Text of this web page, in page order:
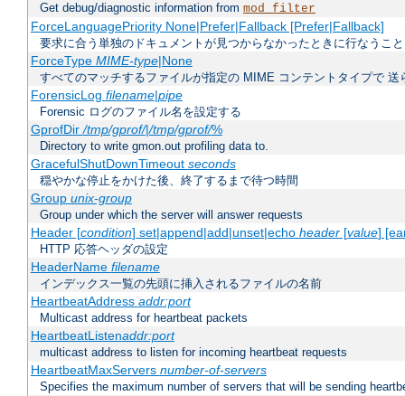
Get debug/diagnostic information from mod_filter
ForceLanguagePriority None|Prefer|Fallback [Prefer|Fallback]
要求に合う単独のドキュメントが見つからなかったときに行なうこ
ForceType MIME-type|None
すべてのマッチするファイルが指定の MIME コンテントタイプで 送
ForensicLog filename|pipe
Forensic ログのファイル名を設定する
GprofDir/tmp/gprof/|/tmp/gprof/%
Directory to write gmon.out profiling data to.
GracefulShutDownTimeout seconds
穏やかな停止をかけた後、終了するまで待つ時間
Group unix-group
Group under which the server will answer requests
Header [condition] set|append|add|unset|echo header[value]
HTTP 応答ヘッダの設定
HeaderName filename
インデックス一覧の先頭に挿入されるファイルの名前
HeartbeatAddress addr:port
Multicast address for heartbeat packets
HeartbeatListenaddr:port
multicast address to listen for incoming heartbeat requests
HeartbeatMaxServers number-of-servers
Specifies the maximum number of servers that will be sending